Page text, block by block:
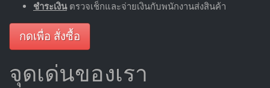
ชำระเงินตรวจเช็กและจ่ายเงินกับพนักงานส่งสินค้า
กดเพื่อ สั่งซื้อ
จุดเด่นของเรา